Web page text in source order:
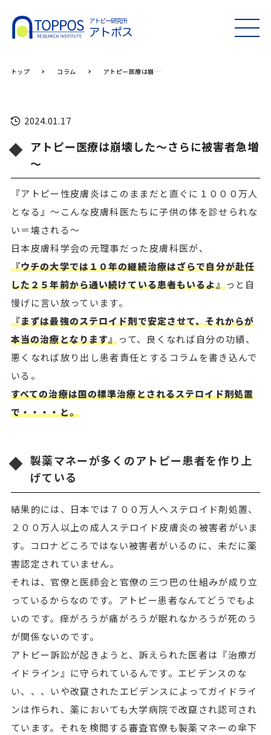
MEN
トップ コラム アトピー医療は崩壊した～さらに被害者急増～
2024.01.17
アトピー医療は崩壊した～さらに被害者急増
～
『アトピー性皮膚炎はこのままだと直ぐに１０００万人
となる』～こんな皮膚科医たちに子供の体を診せられな
い＝壊される～
日本皮膚科学会の元理事だった皮膚科医が、
『ウチの大学では１０年の継続治療はざらで自分が赴任
した２５年前から通い続けている患者もいるよ』っと自
慢げに言い放っています。
『まずは最強のステロイド剤で安定させて、それからが
本当の治療となります』って、良くなれば自分の功績、
悪くなれば放り出し患者責任とするコラムを書き込んで
いる。
すべての治療は国の標準治療とされるステロイド剤処置
で・・・・と。
製薬マネーが多くのアトピー患者を作り上
げている
結果的には、日本では７００万人へステロイド剤処置、
２００万人以上の成人ステロイド皮膚炎の被害者がいま
す。コロナどころではない被害者がいるのに、未だに薬
害認定されていません。
それは、官僚と医師会と官僚の三つ巴の仕組みが成り立
っているからなのです。アトピー患者なんてどうでもよ
いのです。痒がろうが痛がろうが眠れなかろうが死のう
が関係ないのです。
アトピー訴訟が起きようと、訴えられた医者は『治療ガ
イドライン』に守られているんです。エビデンスのな
い、、、いや改竄されたエビデンスによってガイドライ
ンは作られ、薬においても大学病院で改竄され認可され
ています。それを検閲する審査官僚も製薬マネーの傘下